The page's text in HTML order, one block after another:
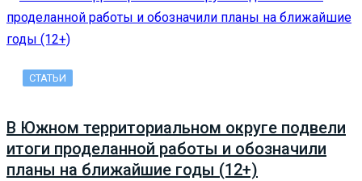
СТАТЬИ
В Южном территориальном округе подвели
итоги проделанной работы и обозначили
планы на ближайшие годы (12+)